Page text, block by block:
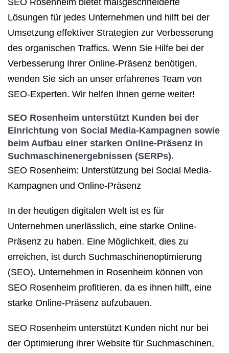
SEO Rosenheim bietet maßgeschneiderte
Lösungen für jedes Unternehmen und hilft bei der
Umsetzung effektiver Strategien zur Verbesserung
des organischen Traffics. Wenn Sie Hilfe bei der
Verbesserung Ihrer Online-Präsenz benötigen,
wenden Sie sich an unser erfahrenes Team von
SEO-Experten. Wir helfen Ihnen gerne weiter!
SEO Rosenheim unterstützt Kunden bei der
Einrichtung von Social Media-Kampagnen sowie
beim Aufbau einer starken Online-Präsenz in
Suchmaschinenergebnissen (SERPs).
SEO Rosenheim: Unterstützung bei Social Media-
Kampagnen und Online-Präsenz
In der heutigen digitalen Welt ist es für
Unternehmen unerlässlich, eine starke Online-
Präsenz zu haben. Eine Möglichkeit, dies zu
erreichen, ist durch Suchmaschinenoptimierung
(SEO). Unternehmen in Rosenheim können von
SEO Rosenheim profitieren, da es ihnen hilft, eine
starke Online-Präsenz aufzubauen.
SEO Rosenheim unterstützt Kunden nicht nur bei
der Optimierung ihrer Website für Suchmaschinen,